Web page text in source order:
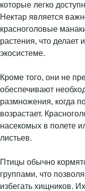
которые легко
Нектар является
красноголовые
растения, что
экосистеме.
Кроме того, они не
обеспечивают
размножения, когда
возрастает.
насекомых в полете
листьев.
Птицы обычно
группами, что
избегать хищников.